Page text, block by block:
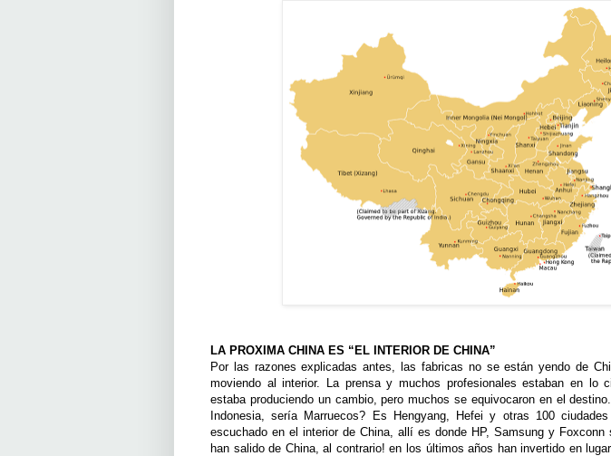
LA PROXIMA CHINA ES “EL INTERIOR DE CHINA”
Por las razones explicadas antes, las fabricas no se están yendo de
moviendo al interior. La prensa y muchos profesionales estaban en lo
estaba produciendo un cambio, pero muchos se equivocaron en el
Indonesia, sería Marruecos? Es Hengyang, Hefei y otras 100
escuchado en el interior de China, allí es donde HP, Samsung y Foxconn
han salido de China, al contrario! en los últimos años han invertido en